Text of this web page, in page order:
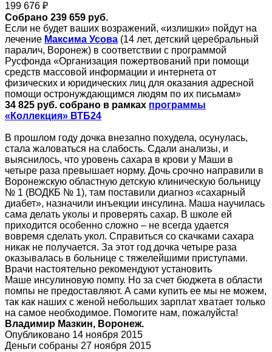
199 676 ₽
Собрано 239 659 руб.
Если не будет ваших возражений, «излишки» пойдут на
лечение Максима Усова (14 лет, детский церебральный
паралич, Воронеж) в соответствии с программой
Русфонда «Организация пожертвований при помощи
средств массовой информации и интернета от
физических и юридических лиц для оказания адресной
помощи остронуждающимся людям по их письмам»
34 825 руб. собрано в рамках программы
«Коллекция» ВТБ24
В прошлом году дочка внезапно похудела, осунулась,
стала жаловаться на слабость. Сдали анализы, и
выяснилось, что уровень сахара в крови у Маши в
четыре раза превышает норму. Дочь срочно направили в
Воронежскую областную детскую клиническую больницу
№ 1 (ВОДКБ № 1), там поставили диагноз «сахарный
диабет», назначили инъекции инсулина. Маша научилась
сама делать уколы и проверять сахар. В школе ей
приходится особенно сложно – не всегда удается
вовремя сделать укол. Справиться со скачками сахара
никак не получается. За этот год дочка четыре раза
оказывалась в больнице с тяжелейшими приступами.
Врачи настоятельно рекомендуют установить
Маше инсулиновую помпу. Но за счет бюджета в области
помпы не предоставляют. А сами купить ее мы не можем,
так как наших с женой небольших зарплат хватает только
на самое необходимое. Помогите нам, пожалуйста!
Владимир Мазкин, Воронеж.
Опубликовано 14 ноября 2015
Деньги собраны 27 ноября 2015